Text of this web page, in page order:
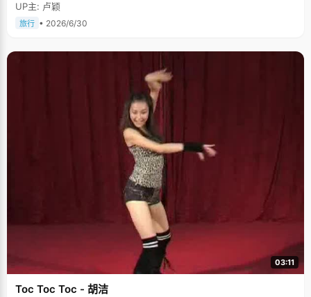
UP主: 卢颖
旅行 • 2026/6/30
03:11
Toc Toc Toc - 胡洁